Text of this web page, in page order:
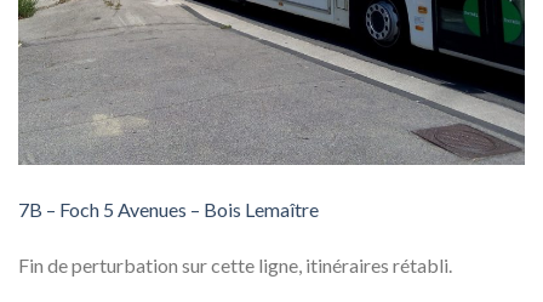
7B – Foch 5 Avenues – Bois Lemaître
Fin de perturbation sur cette ligne, itinéraires rétabli.